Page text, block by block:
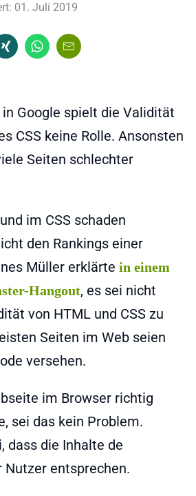
01. Juli 2019
in Google spielt die Validität
CSS keine Rolle. Ansonsten
Seiten schlechter
im CSS schaden
den Rankings einer
Müller erklärte in einem
Hangout, es sei nicht
von HTML und CSS zu
Seiten im Web seien
versehen.
im Browser richtig
sei das kein Problem.
dass die Inhalte de
Nutzer entsprechen.